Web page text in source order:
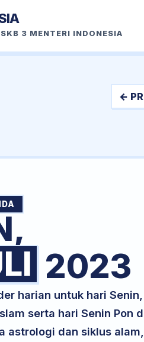
3 MENTERI INDONESIA
←
2023
harian untuk hari
serta hari Senin Pon
astrologi dan siklus